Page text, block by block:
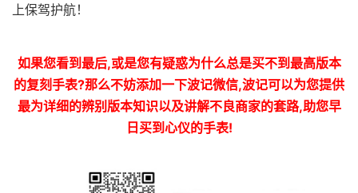
上保驾护航！
如果您看到最后,或是您有疑惑为什么总是买不到最高版本
的复刻手表?那么不妨添加一下波记微信,波记可以为您提供
最为详细的辨别版本知识以及讲解不良商家的套路,助您早
日买到心仪的手表!